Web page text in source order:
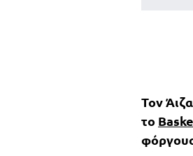
Τον
το